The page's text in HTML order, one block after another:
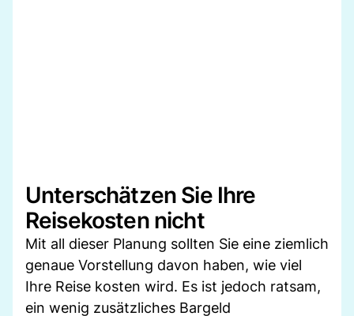
Unterschätzen Sie Ihre
Reisekosten nicht
Mit all dieser Planung sollten Sie eine ziemlich
genaue Vorstellung davon haben, wie viel
Ihre Reise kosten wird. Es ist jedoch ratsam,
ein wenig zusätzliches Bargeld